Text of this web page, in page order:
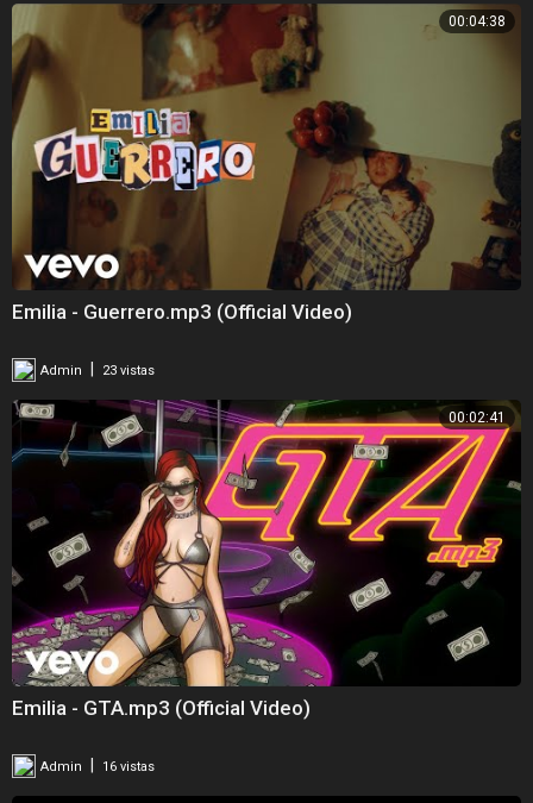
00:04:38
Emilia - Guerrero.mp3 (Official Video)
Admin 23 vistas
00:02:41
Emilia - GTA.mp3 (Official Video)
Admin 16 vistas